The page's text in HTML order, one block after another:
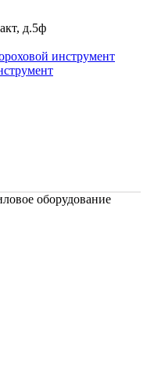
д.5ф
инструмент
оборудование